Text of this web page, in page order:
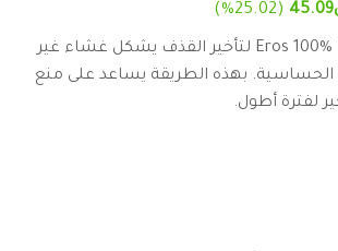
45.09
(25.02%)
كريم ايروس Eros 100% Power لتأخير القذف يشكل غشاء غير
الحساسية. بهذه الطريقة يساعد على منع
لفترة أطول.